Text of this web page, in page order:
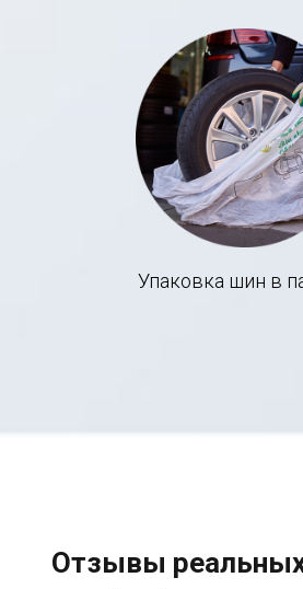
Упаковка шин в
Отзывы